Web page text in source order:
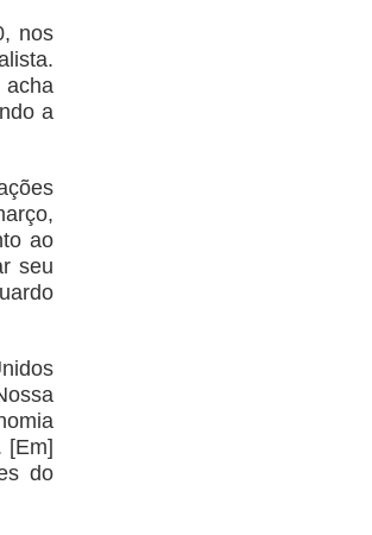
nos
a
ao
seu
[Em]
do